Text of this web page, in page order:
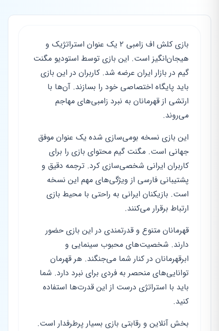
بازی کلش اف زامبی ۲ یک عنوان استراتژیک و
هیجان‌انگیز است. این بازی توسط استودیو مگنت
گیم در بازار ایران عرضه شد. کاربران در این بازی
باید پایگاه اختصاصی خود را بسازند. آن‌ها با
ارتشی از قهرمانان به نبرد زامبی‌های مهاجم
می‌روند.
این بازی نسخه بومی‌سازی شده یک عنوان موفق
جهانی است. مگنت گیم محتوای بازی را برای
کاربران ایرانی شخصی‌سازی کرد. ترجمه دقیق و
پشتیبانی فارسی از ویژگی‌های مهم این نسخه
است. بازیکنان ایرانی به راحتی با محیط بازی
ارتباط برقرار می‌کنند.
قهرمانان متنوع و قدرتمندی در این بازی حضور
دارند. شخصیت‌های محبوب سینمایی و
ابرقهرمانان در کنار شما می‌جنگند. هر قهرمان
توانایی‌های منحصر به فردی برای نبرد دارد. شما
باید با استراتژی درست از این قدرت‌ها استفاده
کنید.
بخش آنلاین و رقابتی بازی بسیار پرطرفدار است.